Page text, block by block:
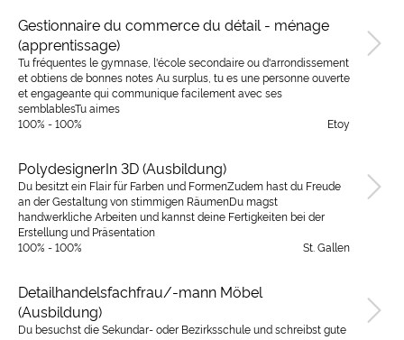
Gestionnaire du commerce du détail - ménage
(apprentissage)
Tu fréquentes le gymnase, l'école secondaire ou d'arrondissement
et obtiens de bonnes notes Au surplus, tu es une personne ouverte
et engageante qui communique facilement avec ses
semblablesTu aimes
100% - 100%
Etoy
PolydesignerIn 3D (Ausbildung)
Du besitzt ein Flair für Farben und FormenZudem hast du Freude
an der Gestaltung von stimmigen RäumenDu magst
handwerkliche Arbeiten und kannst deine Fertigkeiten bei der
Erstellung und Präsentation
100% - 100%
St. Gallen
Detailhandelsfachfrau/-mann Möbel
(Ausbildung)
Du besuchst die Sekundar- oder Bezirksschule und schreibst gute